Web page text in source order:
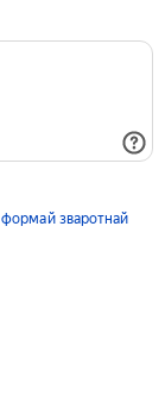
формай зваротнай